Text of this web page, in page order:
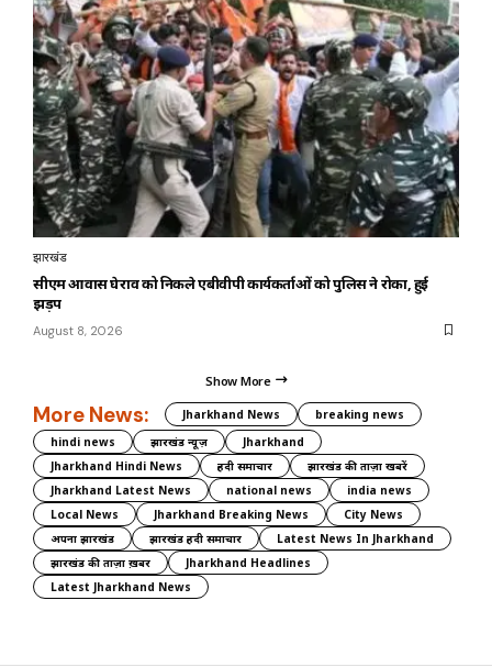
झारखंड
सीएम आवास घेराव को निकले एबीवीपी कार्यकर्ताओं को पुलिस ने रोका, हुई
झड़प
August 8, 2026
Show More
More News: Jharkhand News
breaking news
hindi news
झारखंड न्यूज़
Jharkhand
Jharkhand Hindi News
हिंदी समाचार
झारखंड की ताज़ा खबरें
Jharkhand Latest News
national news
india news
Local News
Jharkhand Breaking News
City News
अपना झारखंड
झारखंड हिंदी समाचार
Latest News In Jharkhand
झारखंड की ताज़ा ख़बर
Jharkhand Headlines
Latest Jharkhand News